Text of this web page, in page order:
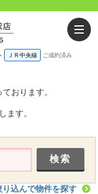
ＪＲ中央線 ご成約済み
おります。
ます。
り込んで物件を探す